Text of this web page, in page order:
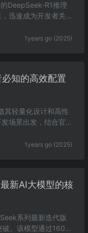
DeepSeek-R1推理
迅速成为开发者关注
1years go (2025)
知的高效配置
其轻量化设计和高性
场景出发，结合官方
1years go (2025)
新AI大模型的核
系列最新迭代版
破。该模型通过1600